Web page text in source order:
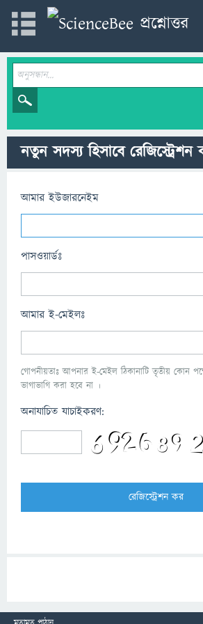
নতুন সদস্য হিসাবে
আমার ইউজারনেইম
পাসওয়ার্ডঃ
আমার ই-মেইলঃ
গোপনীয়তাঃ আপনার ই-মেইল ঠিকানাটি তৃতীয় কোন
ভাগাভাগি করা হবে না ।
অনাযাচিত যাচাইকরণ: